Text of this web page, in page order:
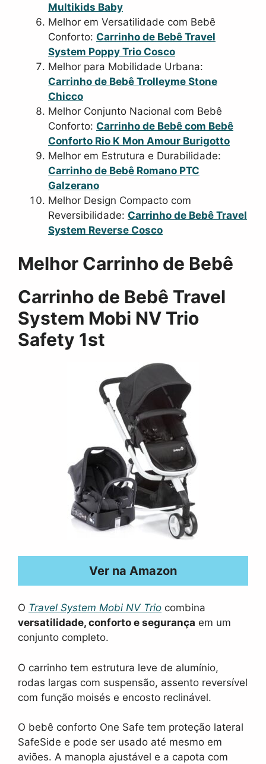
Multikids Baby
Melhor em Versatilidade com Bebê
Conforto: Carrinho de Bebê Travel
System Poppy Trio Cosco
Melhor para Mobilidade Urbana:
Carrinho de Bebê Trolleyme Stone
Chicco
Melhor Conjunto Nacional com Bebê
Conforto: Carrinho de Bebê com Bebê
Conforto Rio K Mon Amour Burigotto
Melhor em Estrutura e Durabilidade:
Carrinho de Bebê Romano PTC
Galzerano
Melhor Design Compacto com
Reversibilidade: Carrinho de Bebê Travel
System Reverse Cosco
Melhor Carrinho de Bebê
Carrinho de Bebê Travel
System Mobi NV Trio
Safety 1st
Ver na Amazon
O Travel System Mobi NV Trio combina
versatilidade, conforto e segurança em um
conjunto completo.
O carrinho tem estrutura leve de alumínio,
rodas largas com suspensão, assento reversível
com função moisés e encosto reclinável.
O bebê conforto One Safe tem proteção lateral
SafeSide e pode ser usado até mesmo em
aviões. A manopla ajustável e a capota com